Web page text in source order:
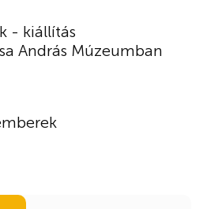
- kiállítás
András Múzeumban